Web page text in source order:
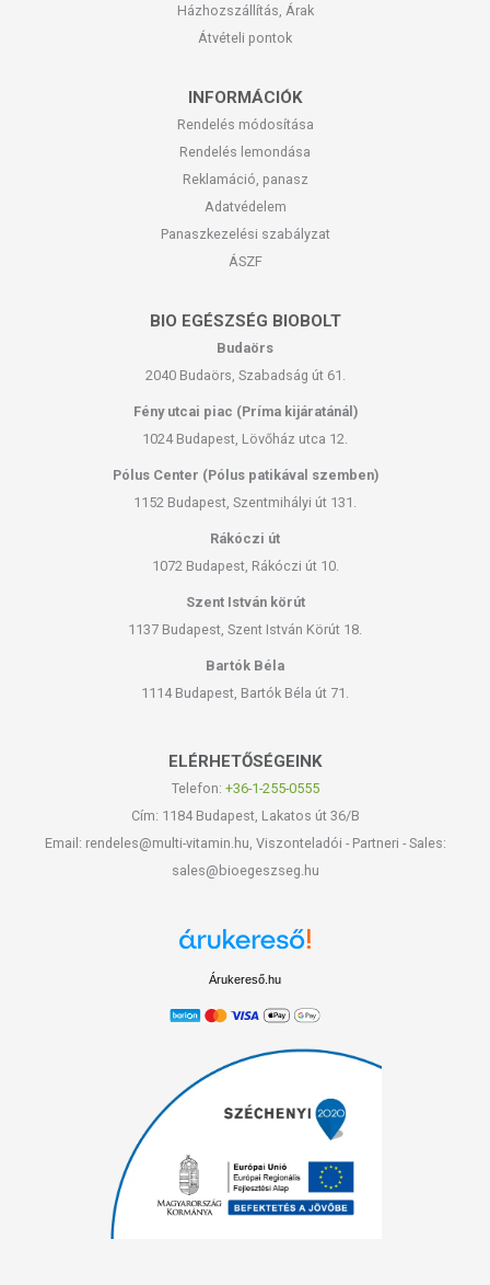
Házhozszállítás, Árak
Átvételi pontok
INFORMÁCIÓK
Rendelés módosítása
Rendelés lemondása
Reklamáció, panasz
Adatvédelem
Panaszkezelési szabályzat
ÁSZF
BIO EGÉSZSÉG BIOBOLT
Budaörs
2040 Budaörs, Szabadság út 61.
Fény utcai piac (Príma kijáratánál)
1024 Budapest, Lövőház utca 12.
Pólus Center (Pólus patikával szemben)
1152 Budapest, Szentmihályi út 131.
Rákóczi út
1072 Budapest, Rákóczi út 10.
Szent István körút
1137 Budapest, Szent István Körút 18.
Bartók Béla
1114 Budapest, Bartók Béla út 71.
ELÉRHETŐSÉGEINK
Telefon: +36-1-255-0555
Cím: 1184 Budapest, Lakatos út 36/B
Email: rendeles@multi-vitamin.hu, Viszonteladói - Partneri - Sales:
sales@bioegeszseg.hu
Árukereső.hu